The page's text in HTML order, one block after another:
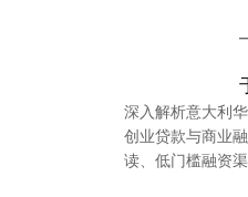
深入解析意大利
创业贷款与商业
读、低门槛融资